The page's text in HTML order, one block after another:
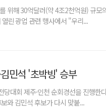
위해 30억달러(약 4조2천억원) 규모
린 광업 관련 행사에서 "우리...
민석 '초박빙' 승부
대회 제주·인천 순회경선을 진행한
와 김민석 후보가 다시 맞붙...